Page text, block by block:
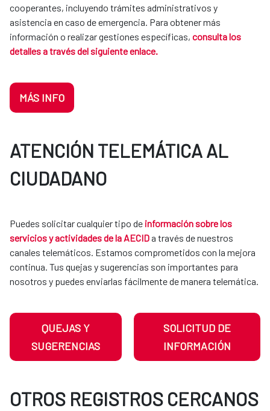
cooperantes, incluyendo trámites administrativos y
asistencia en caso de emergencia. Para obtener más
información o realizar gestiones específicas, consulta los
detalles a través del siguiente enlace.
MÁS INFO
ATENCIÓN TELEMÁTICA AL
CIUDADANO
Puedes solicitar cualquier tipo de información sobre los
servicios y actividades de la AECIDa través de nuestros
canales telemáticos. Estamos comprometidos con la mejora
continua. Tus quejas y sugerencias son importantes para
nosotros y puedes enviarlas fácilmente de manera telemática.
QUEJAS Y
SUGERENCIAS
SOLICITUD DE
INFORMACIÓN
OTROS REGISTROS CERCANOS